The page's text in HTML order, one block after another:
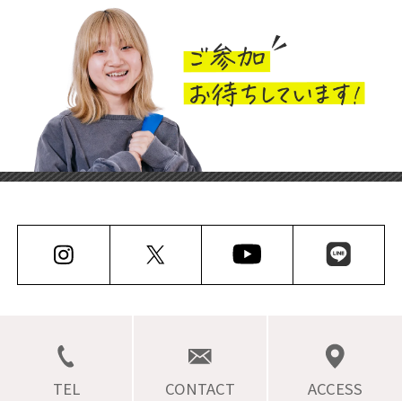
TEL CONTACT ACCESS